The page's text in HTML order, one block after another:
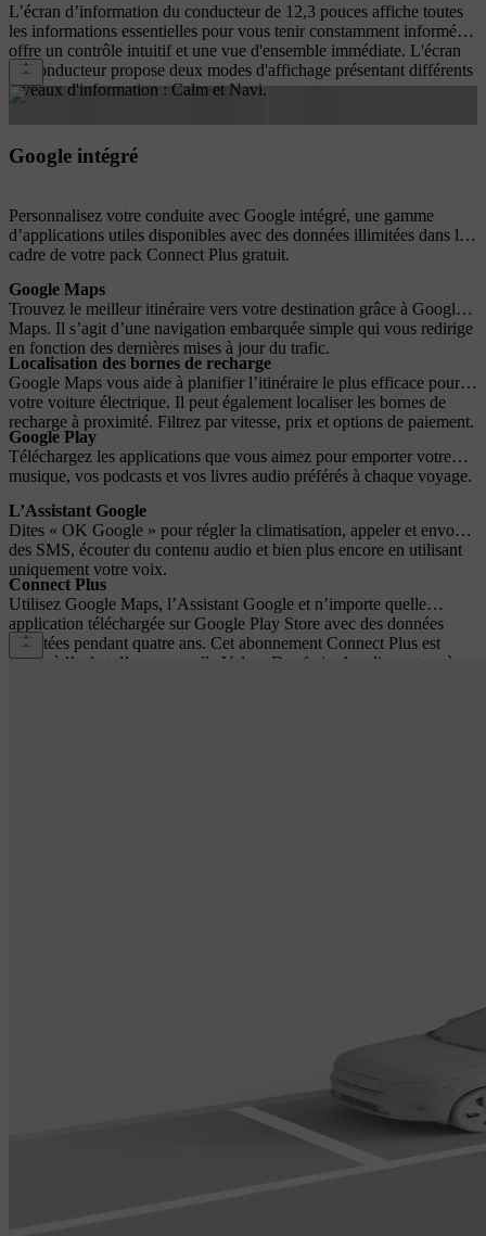
L’écran d’information du conducteur de 12,3 pouces affiche toutes
les informations essentielles pour vous tenir constamment informé. Il
offre un contrôle intuitif et une vue d'ensemble immédiate. L'écran
du conducteur propose deux modes d'affichage présentant différents
niveaux d'information : Calm et Navi.
Google intégré
Personnalisez votre conduite avec Google intégré, une gamme
d’applications utiles disponibles avec des données illimitées dans le
cadre de votre pack Connect Plus gratuit.
Google Maps
Trouvez le meilleur itinéraire vers votre destination grâce à Google
Maps. Il s’agit d’une navigation embarquée simple qui vous redirige
en fonction des dernières mises à jour du trafic.
Localisation des bornes de recharge
Google Maps vous aide à planifier l’itinéraire le plus efficace pour
votre voiture électrique. Il peut également localiser les bornes de
recharge à proximité. Filtrez par vitesse, prix et options de paiement.
Google Play
Téléchargez les applications que vous aimez pour emporter votre
musique, vos podcasts et vos livres audio préférés à chaque voyage.
L’Assistant Google
Dites « OK Google » pour régler la climatisation, appeler et envoyer
des SMS, écouter du contenu audio et bien plus encore en utilisant
uniquement votre voix.
Connect Plus
Utilisez Google Maps, l’Assistant Google et n’importe quelle
application téléchargée sur Google Play Store avec des données
illimitées pendant quatre ans. Cet abonnement Connect Plus est
inclus à l’achat d’une nouvelle Volvo. Des frais s’appliquent après